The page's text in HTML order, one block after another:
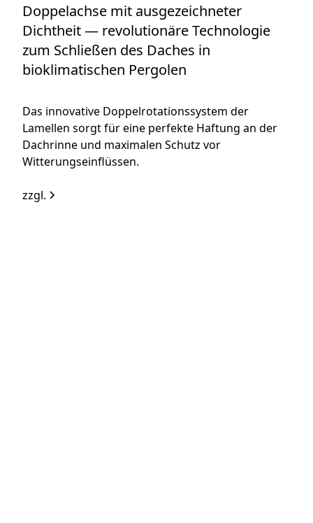
Doppelachse mit ausgezeichneter
Dichtheit — revolutionäre Technologie
zum Schließen des Daches in
bioklimatischen Pergolen
Das innovative Doppelrotationssystem der
Lamellen sorgt für eine perfekte Haftung an der
Dachrinne und maximalen Schutz vor
Witterungseinflüssen.
zzgl.